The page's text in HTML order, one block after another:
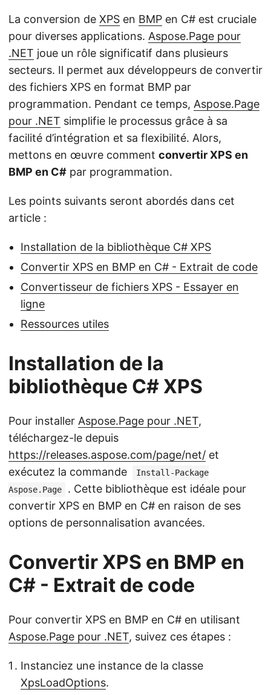
La conversion de XPS en BMP en C# est cruciale
pour diverses applications. Aspose.Page pour
.NET joue un rôle significatif dans plusieurs
secteurs. Il permet aux développeurs de convertir
des fichiers XPS en format BMP par
programmation. Pendant ce temps, Aspose.Page
pour .NET simplifie le processus grâce à sa
facilité d’intégration et sa flexibilité. Alors,
mettons en œuvre comment convertir XPS en
BMP en C# par programmation.
Les points suivants seront abordés dans cet
article :
Installation de la bibliothèque C# XPS
Convertir XPS en BMP en C# - Extrait de code
Convertisseur de fichiers XPS - Essayer en
ligne
Ressources utiles
Installation de la
bibliothèque C# XPS
Pour installer Aspose.Page pour .NET,
téléchargez-le depuis
https://releases.aspose.com/page/net/ et
exécutez la commande
Install-Package
Aspose.Page
. Cette bibliothèque est idéale pour
convertir XPS en BMP en C# en raison de ses
options de personnalisation avancées.
Convertir XPS en BMP en
C# - Extrait de code
Pour convertir XPS en BMP en C# en utilisant
Aspose.Page pour .NET, suivez ces étapes :
Instanciez une instance de la classe
XpsLoadOptions.